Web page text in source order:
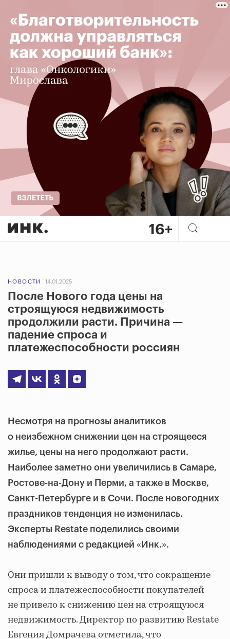
НОВОСТИ 14.01.2025
После Нового года цены на
строящуюся недвижимость
продолжили расти. Причина —
падение спроса и
платежеспособности россиян
Несмотря на прогнозы аналитиков
о неизбежном снижении цен на строящееся
жилье, цены на него продолжают расти.
Наиболее заметно они увеличились в Самаре,
Ростове-на-Дону и Перми, а также в Москве,
Санкт-Петербурге и в Сочи. После новогодних
праздников тенденция не изменилась.
Эксперты Restate поделились своими
наблюдениями с редакцией « Инк.».
Они пришли к выводу о том, что сокращение
спроса и платежеспособности покупателей
не привело к снижению цен на строящуюся
недвижимость. Директор по развитию Restate
Евгения Домрачева отметила, что